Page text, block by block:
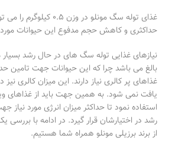
غذای توله سگ مونلو در
حداکثری و کاهش حجم مدفوع این حیوانات مورد
نیازهای غذایی توله سگ های در حال رشد
بالغ می باشد چرا که این حیوانات جهت تامین
غذاهای پر کالری نیاز دارند. این میزان کالری
یافت نمی شود. به همین جهت باید از غذاهای
استفاده نمود تا حداکثر میزان انرژی مورد نیاز
رشد در اختیارشان قرار گیرد. در ادامه با بررسی
از برند برزیلی مونلو همراه شما هستیم.